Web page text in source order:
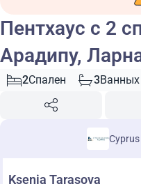
Пентхаус с 2
Арадипу,
2Спален 3Ванных
Ksenia Tarasova